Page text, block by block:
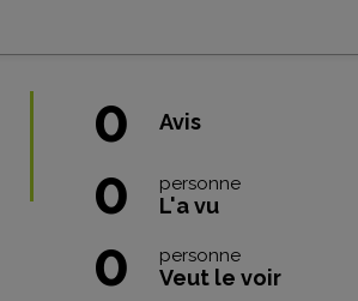
0 Avis
0 personne
L'a vu
0 personne
Veut le voir